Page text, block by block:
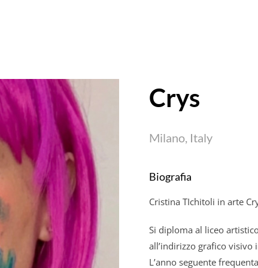
Crys
Milano, Italy
Biografia
Cristina TIchitoli in arte
Si diploma al liceo
all’indirizzo grafico visivo
L’anno seguente